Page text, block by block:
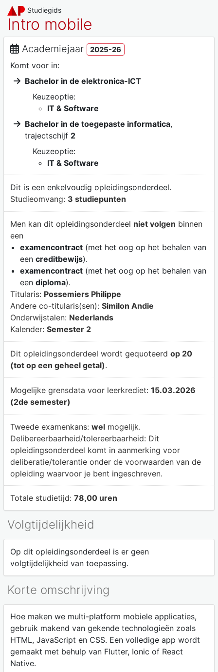
Studiegids
Intro mobile
Academiejaar 2025-26
Komt voor in:
Bachelor in de elektronica-ICT
Keuzeoptie:
IT & Software
Bachelor in de toegepaste informatica,
trajectschijf 2
Keuzeoptie:
IT & Software
Dit is een enkelvoudig opleidingsonderdeel.
Studieomvang: 3 studiepunten
Men kan dit opleidingsonderdeel niet volgen binnen
een
examencontract(met het oog op het behalen van
een creditbewijs).
examencontract(met het oog op het behalen van
een diploma).
Titularis: Possemiers Philippe
Andere co-titularis(sen): Similon Andie
Onderwijstalen: Nederlands
Kalender: Semester 2
Dit opleidingsonderdeel wordt gequoteerd op 20
(tot op een geheel getal).
Mogelijke grensdata voor leerkrediet: 15.03.2026
(2de semester)
Tweede examenkans: welmogelijk.
Delibereerbaarheid/tolereerbaarheid: Dit
opleidingsonderdeel komt in aanmerking voor
deliberatie/tolerantie onder de voorwaarden van de
opleiding waarvoor je bent ingeschreven.
Totale studietijd: 78,00 uren
Volgtijdelijkheid
Op dit opleidingsonderdeel is er geen
volgtijdelijkheid van toepassing.
Korte omschrijving
Hoe maken we multi-platform mobiele applicaties,
gebruik makend van gekende technologieën zoals
HTML, JavaScript en CSS. Een volledige app wordt
gemaakt met behulp van Flutter, Ionic of React
Native.